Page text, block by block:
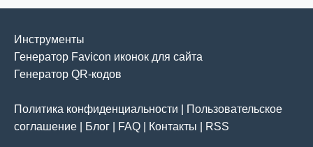
Инструменты
Генератор Favicon иконок для сайта
Генератор QR-кодов
Политика конфиденциальности
Пользовательское
соглашение
Блог FAQ Контакты RSS